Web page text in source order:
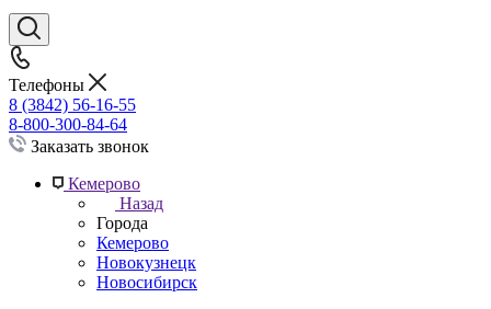
Телефоны
8 (3842) 56-16-55
8-800-300-84-64
Заказать звонок
Кемерово
Назад
Города
Кемерово
Новокузнецк
Новосибирск